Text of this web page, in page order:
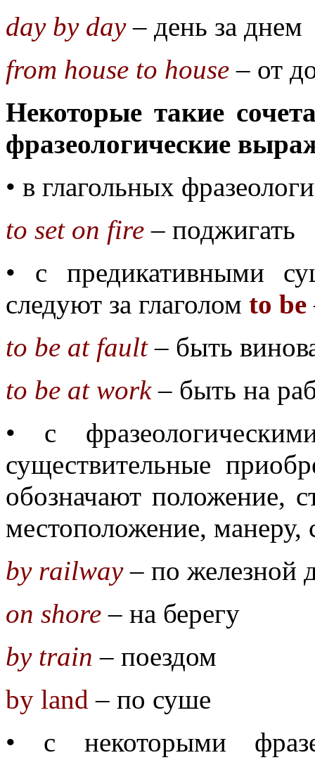
day by day– день за днем
from house to house – от
Некоторые такие
фразеологические
• в глагольных
to set on fire – поджигать
• с предикативными
следуют за глаголом to be
to be at fault– быть
to be at work– быть на
• с
существительные
обозначают положение,
местоположение, манеру,
by railway– по железной
on shore – на берегу
by train – поездом
by land – по суше
• с некоторыми